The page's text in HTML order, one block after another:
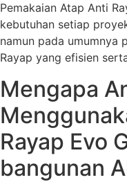
Pemakaian Atap Anti
kebutuhan setiap
namun pada umumnya
Rayap yang efisien
Mengapa
Rayap Evo
bangunan